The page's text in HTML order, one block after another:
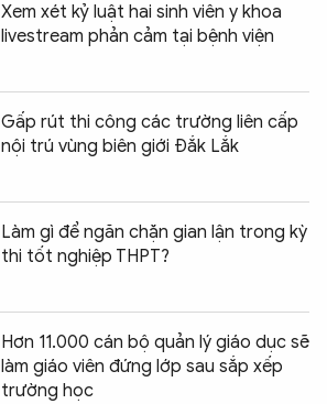
Xem xét kỷ luật hai sinh viên y khoa
livestream phản cảm tại bệnh viện
Gấp rút thi công các trường liên cấp
nội trú vùng biên giới Đắk Lắk
Làm gì để ngăn chặn gian lận trong kỳ
thi tốt nghiệp THPT?
Hơn 11.000 cán bộ quản lý giáo dục sẽ
làm giáo viên đứng lớp sau sắp xếp
trường học